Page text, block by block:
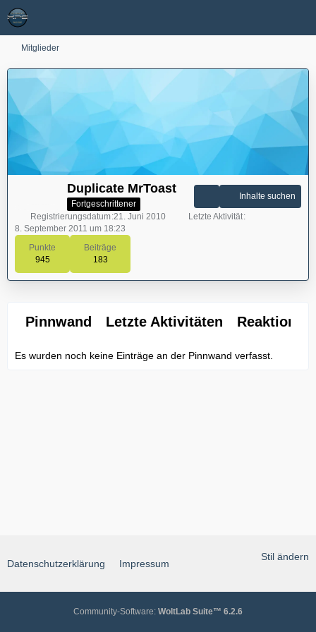
Mitglieder
Duplicate MrToast
Fortgeschrittener
Punkte
945
Beiträge
183
Inhalte suchen
Registrierungsdatum 21. Juni 2010
Letzte Aktivität
8. September 2011 um 18:23
Pinnwand Letzte Aktivitäten Reaktionen
Es wurden noch keine Einträge an der Pinnwand verfasst.
Stil ändern
Datenschutzerklärung Impressum
Community-Software: WoltLab Suite™ 6.2.6